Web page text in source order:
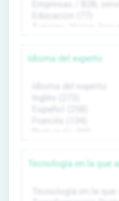
Idioma del experto
Tecnología en la que